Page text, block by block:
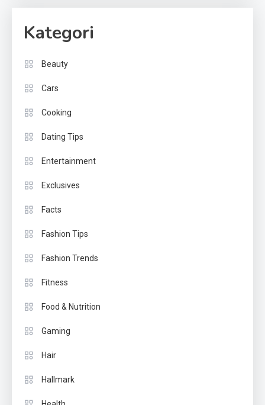
Kategori
Beauty
Cars
Cooking
Dating Tips
Entertainment
Exclusives
Facts
Fashion Tips
Fashion Trends
Fitness
Food & Nutrition
Gaming
Hair
Hallmark